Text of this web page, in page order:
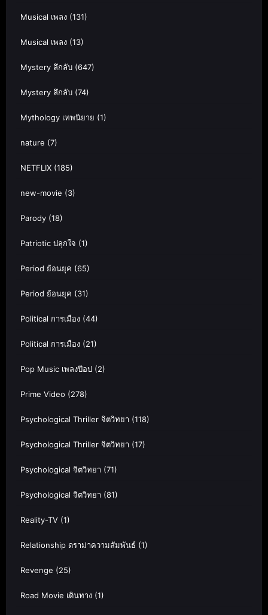
Musical เพลง (131)
Musical เพลง (13)
Mystery ลึกลับ (647)
Mystery ลึกลับ (74)
Mythology เทพนิยาย (1)
nature (7)
NETFLIX (185)
new-movie (3)
Parody (18)
Patriotic ปลุกใจ (1)
Period ย้อนยุค (65)
Period ย้อนยุค (31)
Political การเมือง (44)
Political การเมือง (21)
Pop Music เพลงป๊อป (2)
Prime Video (278)
Psychological Thriller จิตวิทยา (118)
Psychological Thriller จิตวิทยา (17)
Psychological จิตวิทยา (71)
Psychological จิตวิทยา (81)
Reality-TV (1)
Relationship ดราม่าความสัมพันธ์ (1)
Revenge (25)
Road Movie เดินทาง (1)